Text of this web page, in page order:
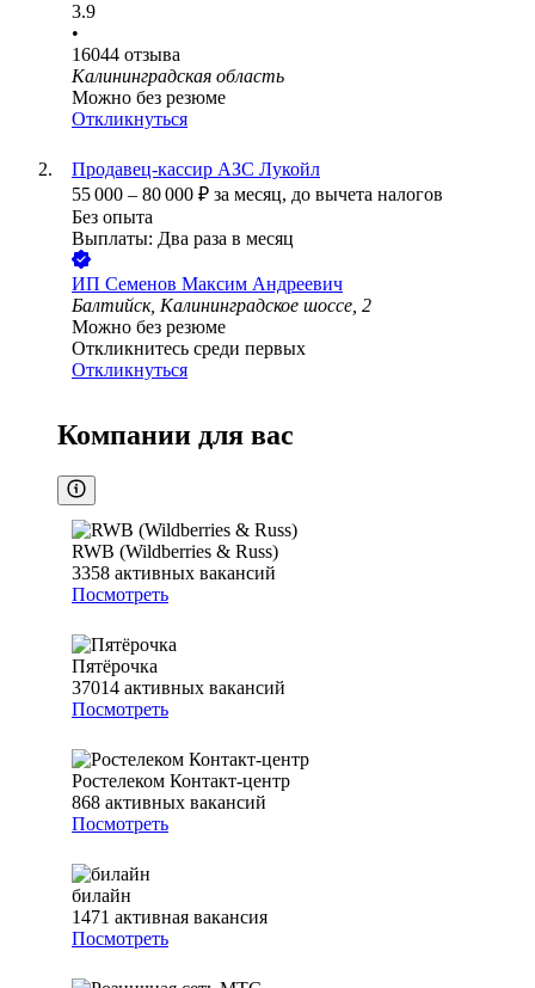
3.9
•
16044 отзыва
Калининградская область
Можно без резюме
Откликнуться
Продавец-кассир АЗС Лукойл
55 000 – 80 000 ₽ за месяц, до вычета налогов
Без опыта
Выплаты: Два раза в месяц
ИП Семенов Максим Андреевич
Балтийск, Калининградское шоссе, 2
Можно без резюме
Откликнитесь среди первых
Откликнуться
Компании для вас
RWB (Wildberries & Russ)
3358 активных вакансий
Посмотреть
Пятёрочка
37014 активных вакансий
Посмотреть
Ростелеком Контакт-центр
868 активных вакансий
Посмотреть
билайн
1471 активная вакансия
Посмотреть